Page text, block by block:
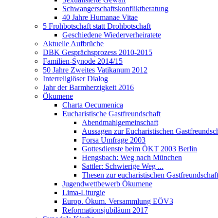
Schwangerschaftskonfliktberatung
40 Jahre Humanae Vitae
5 Frohbotschaft statt Drohbotschaft
Geschiedene Wiederverheiratete
Aktuelle Aufbrüche
DBK Gesprächsprozess 2010-2015
Familien-Synode 2014/15
50 Jahre Zweites Vatikanum 2012
Interreligiöser Dialog
Jahr der Barmherzigkeit 2016
Ökumene
Charta Oecumenica
Eucharistische Gastfreundschaft
Abendmahlgemeinschaft
Aussagen zur Eucharistischen
Forsa Umfrage 2003
Gottesdienste beim ÖKT 2003 Berlin
Hengsbach: Weg nach München
Sattler: Schwierige Weg ...
Thesen zur eucharistischen Gastfreundschaft
Jugendwettbewerb Ökumene
Lima-Liturgie
Europ. Ökum. Versammlung EÖV3
Reformationsjubiläum 2017